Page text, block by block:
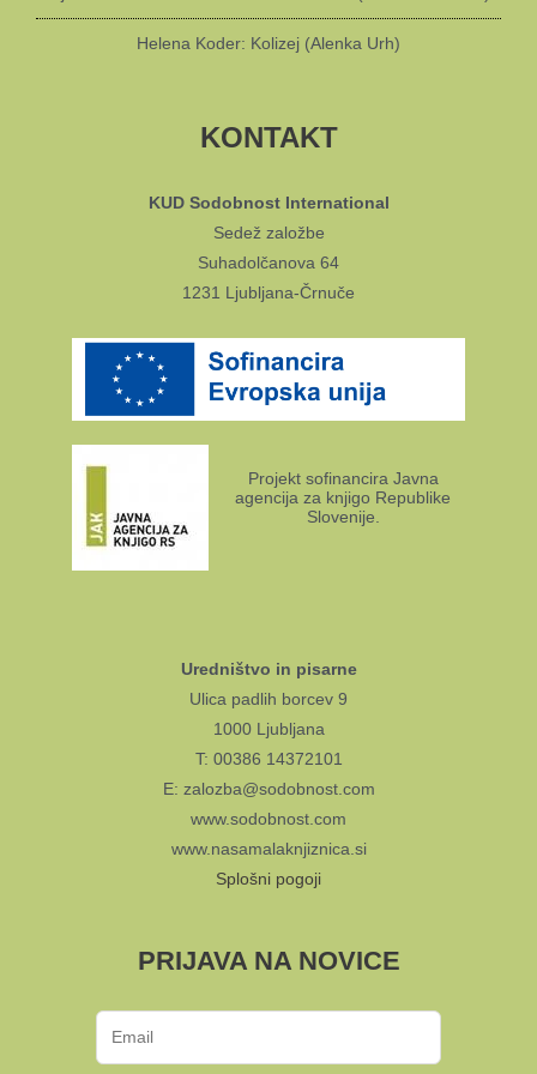
Helena Koder: Kolizej (Alenka Urh)
KONTAKT
KUD Sodobnost International
Sedež založbe
Suhadolčanova 64
1231 Ljubljana-Črnuče
Projekt sofinancira Javna
agencija za knjigo Republike
Slovenije.
Uredništvo in pisarne
Ulica padlih borcev 9
1000 Ljubljana
T: 00386 14372101
E: zalozba@sodobnost.com
www.sodobnost.com
www.nasamalaknjiznica.si
Splošni pogoji
PRIJAVA NA NOVICE